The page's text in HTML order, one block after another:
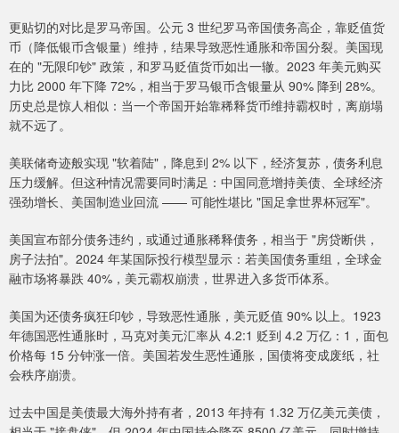
更贴切的对比是罗马帝国。公元 3 世纪罗马帝国债务高企，靠贬值货
币（降低银币含银量）维持，结果导致恶性通胀和帝国分裂。美国现
在的 "无限印钞" 政策，和罗马贬值货币如出一辙。2023 年美元购买
力比 2000 年下降 72%，相当于罗马银币含银量从 90% 降到 28%。
历史总是惊人相似：当一个帝国开始靠稀释货币维持霸权时，离崩塌
就不远了。
美联储奇迹般实现 "软着陆"，降息到 2% 以下，经济复苏，债务利息
压力缓解。但这种情况需要同时满足：中国同意增持美债、全球经济
强劲增长、美国制造业回流 —— 可能性堪比 "国足拿世界杯冠军"。
美国宣布部分债务违约，或通过通胀稀释债务，相当于 "房贷断供，
房子法拍"。2024 年某国际投行模型显示：若美国债务重组，全球金
融市场将暴跌 40%，美元霸权崩溃，世界进入多货币体系。
美国为还债务疯狂印钞，导致恶性通胀，美元贬值 90% 以上。1923
年德国恶性通胀时，马克对美元汇率从 4.2:1 贬到 4.2 万亿：1，面包
价格每 15 分钟涨一倍。美国若发生恶性通胀，国债将变成废纸，社
会秩序崩溃。
过去中国是美债最大海外持有者，2013 年持有 1.32 万亿美元美债，